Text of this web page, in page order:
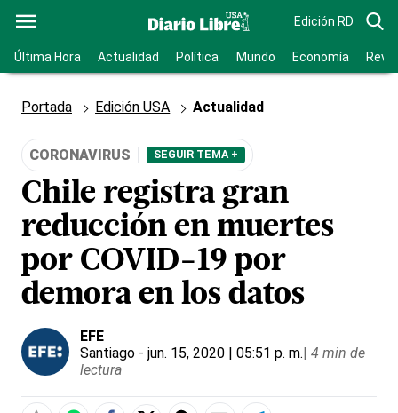
Edición RD
Última Hora Actualidad Política Mundo Economía
Portada Edición USA Actualidad
CORONAVIRUS SEGUIR TEMA +
Chile registra gran
reducción en muertes
por COVID-19 por
demora en los datos
EFE
Santiago - jun. 15, 2020 | 05:51 p. m.| 4 min de
lectura